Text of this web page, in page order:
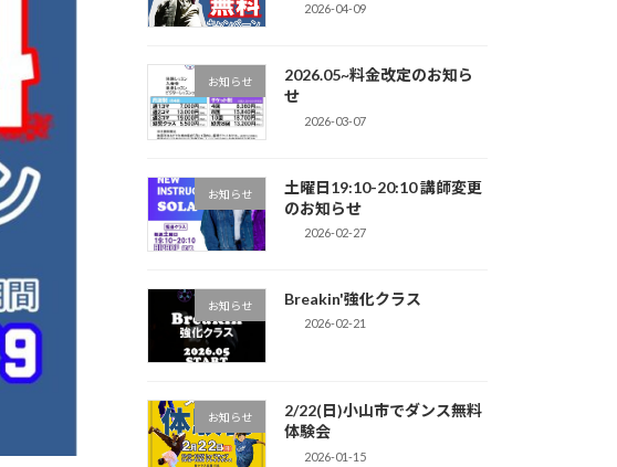
2026-04-09
お知らせ
2026.05~料金改定のお知ら
せ
2026-03-07
お知らせ
土曜日19:10-20:10 講師変更
のお知らせ
2026-02-27
お知らせ Breakin'強化クラス
2026-02-21
お知らせ
2/22(日)小山市でダンス無料
体験会
2026-01-15